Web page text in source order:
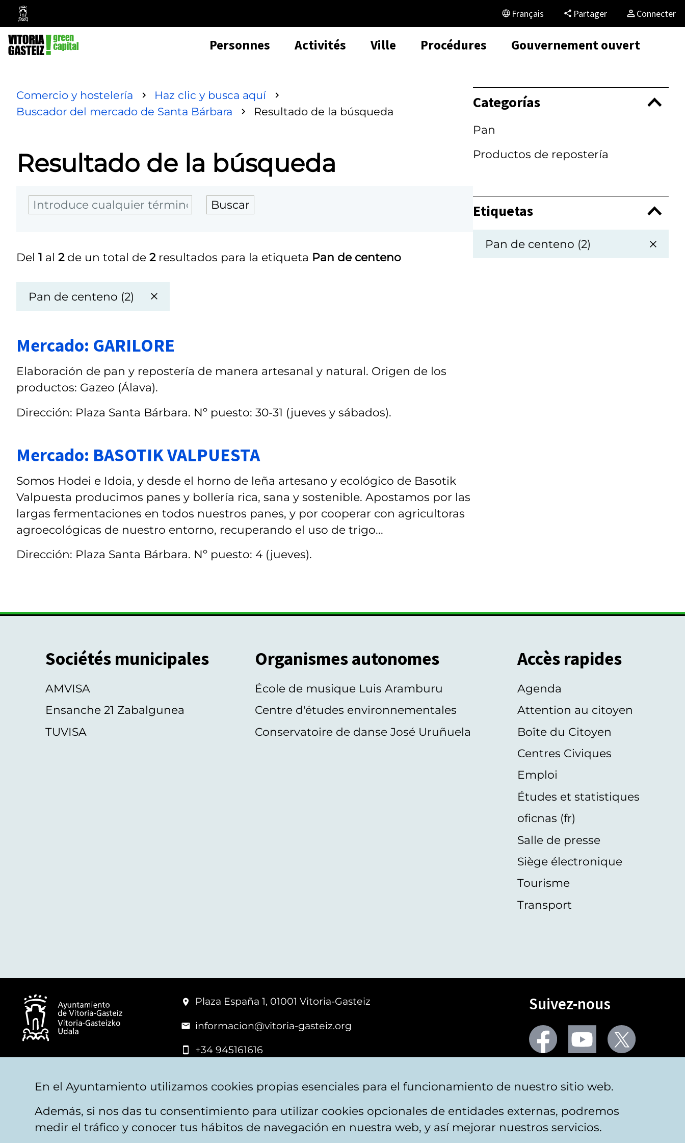
Mairie
de
Vitoria-
Gasteiz
Français Partager Connecter
Personnes Activités Ville Procédures Gouvernement ouvert
Comercio y hostelería
Haz clic y busca aquí
Buscador del mercado de Santa Bárbara
Resultado de la búsqueda
Resultado de la búsqueda
Del 1 al 2de un total de 2resultados para la etiqueta Pan de centeno
Pan de centeno (2)
Mercado: GARILORE
Elaboración de pan y repostería de manera artesanal y natural. Origen de los
productos: Gazeo (Álava).
Dirección: Plaza Santa Bárbara. Nº puesto: 30-31 (jueves y sábados).
Mercado: BASOTIK VALPUESTA
Somos Hodei e Idoia, y desde el horno de leña artesano y ecológico de Basotik
Valpuesta producimos panes y bollería rica, sana y sostenible. Apostamos por las
largas fermentaciones en todos nuestros panes, y por cooperar con agricultoras
agroecológicas de nuestro entorno, recuperando el uso de trigo...
Dirección: Plaza Santa Bárbara. Nº puesto: 4 (jueves).
Categorías
Pan
Productos de repostería
Etiquetas
Pan de centeno (2)
Sociétés municipales
AMVISA
Ensanche 21 Zabalgunea
TUVISA
Organismes autonomes
École de musique Luis Aramburu
Centre d'études environnementales
Conservatoire de danse José Uruñuela
Accès rapides
Agenda
Attention au citoyen
Boîte du Citoyen
Centres Civiques
Emploi
Études et statistiques
oficnas (fr)
Salle de presse
Siège électronique
Tourisme
Transport
Plaza España 1, 01001 Vitoria-Gasteiz
informacion@vitoria-gasteiz.org
+34 945161616
Suivez-nous
Facebook Youtube
Mentions légalesConfidentialité Politica de cookies Plan du site Accessibilité Contact
En el Ayuntamiento utilizamos cookies propias esenciales para el funcionamiento de nuestro sitio web.
Además, si nos das tu consentimiento para utilizar cookies opcionales de entidades externas, podremos
medir el tráfico y conocer tus hábitos de navegación en nuestra web, y así mejorar nuestros servicios.